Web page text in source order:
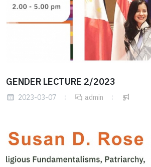
GENDER LECTURE 2/2023
2023-03-07 admin